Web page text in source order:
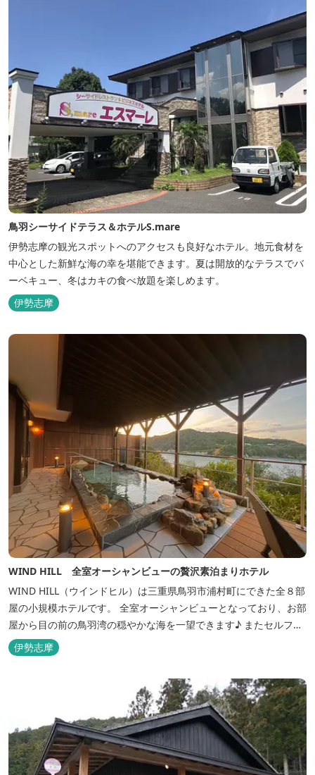
鳥羽シーサイドテラス＆ホテルS.mare
伊勢志摩の観光スポットへのアクセスも良好なホテル。地元食材を
中心とした新鮮な海の幸を堪能できます。夏は開放的なテラスでバ
ーベキュー、冬はカキの食べ放題を楽しめます。
伊勢志摩
WIND HILL 全室オーシャンビューの贅沢素泊まりホテル
WIND HILL（ウインドヒル）は三重県鳥羽市浦村町にできた全８部
屋の小規模ホテルです。 全室オーシャンビューとなっており、お部
屋から目の前の鳥羽湾の穏やかな海を一望できます♪ またセルフチ
ェックイン方式を採用しているため、好きな時間に非対面でチェッ
クインが可能です。 食事提供や接客サービスがない分、リーズナブ
ルな料金で宿泊が可能なため、観光目的の拠点としてぜひご利用く
伊勢志摩